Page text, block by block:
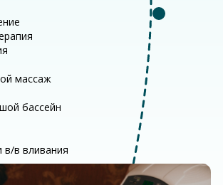
По итогам формируются
нагрузкам и образу жизни для
дальнейшего восстановления.